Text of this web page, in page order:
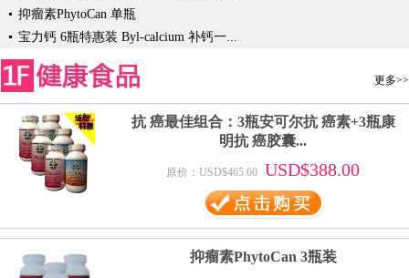
抑瘤素PhytoCan 单瓶
宝力钙 6瓶特惠装 Byl-calcium 补钙一...
更多>>
抗 癌最佳组合：3瓶安可尔抗 癌素+3瓶康
明抗 癌胶囊...
原价：USD$465.60 USD$388.00
抑瘤素PhytoCan 3瓶装